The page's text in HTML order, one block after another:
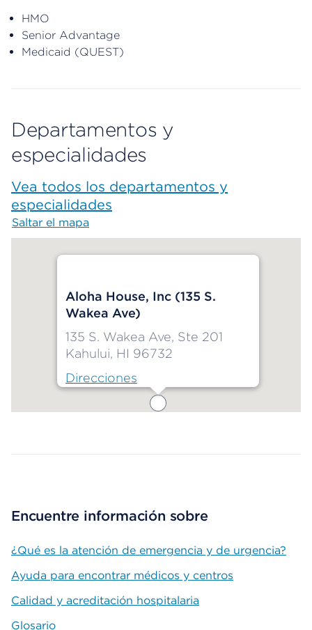
HMO
Senior Advantage
Medicaid (QUEST)
Departamentos y
especialidades
Vea todos los departamentos y
especialidades
Saltar el mapa
Aloha House, Inc (135 S.
Wakea Ave)
135 S. Wakea Ave, Ste 201
Kahului, HI 96732
Direcciones
Encuentre información sobre
¿Qué es la atención de emergencia y de urgencia?
Ayuda para encontrar médicos y centros
Calidad y acreditación hospitalaria
Glosario